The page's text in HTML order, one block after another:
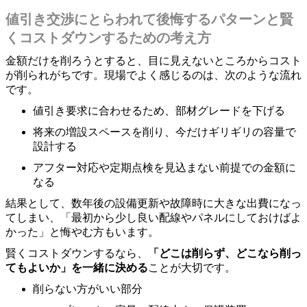
値引き交渉にとらわれて後悔するパターンと賢
くコストダウンするための考え方
金額だけを削ろうとすると、目に見えないところからコスト
が削られがちです。現場でよく感じるのは、次のような流れ
です。
値引き要求に合わせるため、部材グレードを下げる
将来の増設スペースを削り、今だけギリギリの容量で
設計する
アフター対応や定期点検を見込まない前提での金額に
なる
結果として、数年後の設備更新や故障時に大きな出費になっ
てしまい、「最初から少し良い配線やパネルにしておけばよ
かった」と悔やむ方もいます。
賢くコストダウンするなら、
「どこは削らず、どこなら削っ
てもよいか」を一緒に決めることが大切です。
削らない方がいい部分